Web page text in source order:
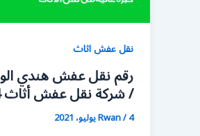
نقل عفش اثاث
/ شركة نقل عفش أثاث 24 ساعة
Rwan/4 يوليو، 2021